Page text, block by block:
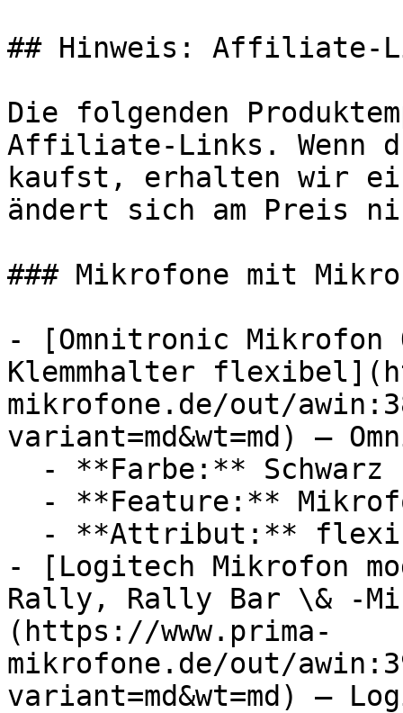
## Hinweis: Affiliate-
Die folgenden
Affiliate-Links. Wenn
kaufst, erhalten wir
ändert sich am Preis
### Mikrofone mit
- [Omnitronic Mikrofon
Klemmhalter
mikrofone.de/out/
variant=md&wt=md) —
- [Logitech Mikrofon
Rally, Rally Bar \& -
(https://www.prima-
mikrofone.de/out/
variant=md&wt=md) —